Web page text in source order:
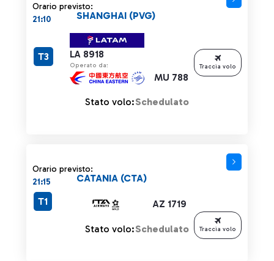
Orario previsto:
21:10
LA 8918
Operato da:
MU 788
SHANGHAI (PVG)
T3
Stato volo:Schedulato
Traccia volo
Orario previsto:
21:15
AZ 1719
CATANIA (CTA)
T1
Stato volo:Schedulato Traccia volo